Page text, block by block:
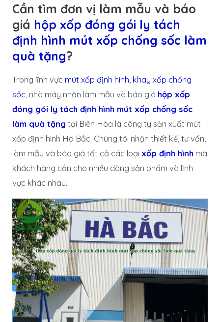
Cần tìm đơn vị làm mẫu và báo
giá hộp xốp đóng gói ly tách
định hình mút xốp chống sốc làm
quà tặng?
Trong lĩnh vực mút xốp định hình, khay xốp chống
sốc, nhà máy nhận làm mẫu và báo giá hộp xốp
đóng gói ly tách định hình mút xốp chống sốc
làm quà tặng tại Biên Hòa là công ty sản xuất mút
xốp định hình Hà Bắc. Chúng tôi nhận thiết kế, tư vấn,
làm mẫu và báo giá tất cả các loại xốp định hình mà
khách hàng cần cho nhiều dòng sản phẩm và lĩnh
vực khác nhau.